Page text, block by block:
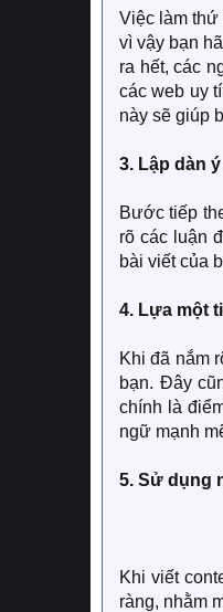
Việc làm thứ
vì vậy bạn
ra hết, các
các web uy
này sẽ giúp
3. Lập dàn
Bước tiếp
rõ các luận
bài viết của
4. Lựa một
Khi đã nắm
bạn. Đây
chính là
ngữ mạnh
5. Sử dụng
Khi viết
ràng, nhằm